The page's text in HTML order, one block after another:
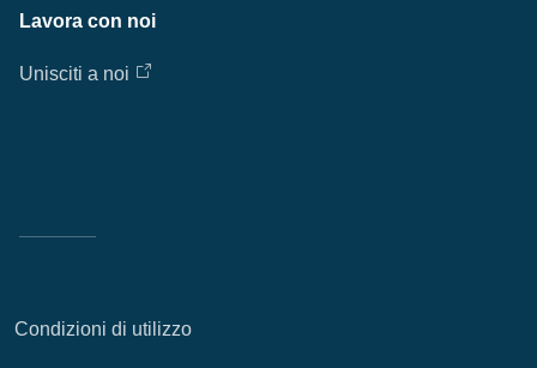
Lavora con noi
Unisciti a noi
Condizioni di utilizzo